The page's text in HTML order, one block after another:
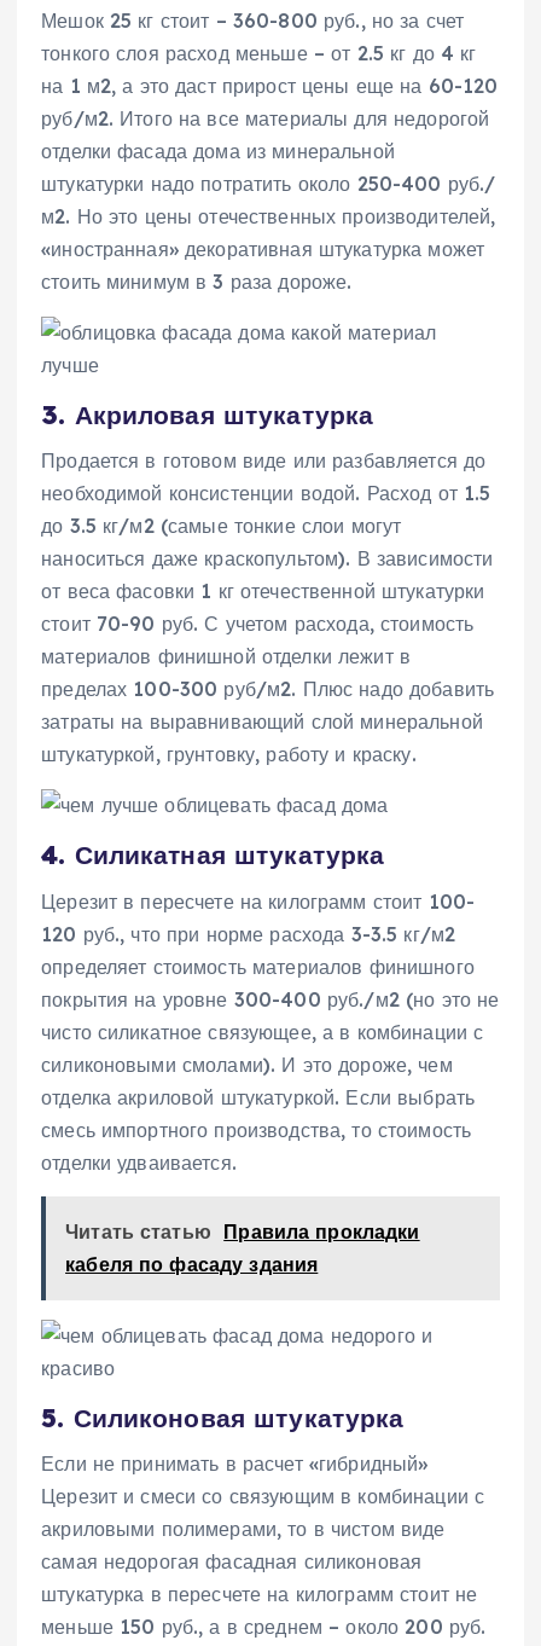
Мешок 25 кг стоит – 360-800 руб., но за счет
тонкого слоя расход меньше – от 2.5 кг до 4 кг
на 1 м2, а это даст прирост цены еще на 60-120
руб/м2. Итого на все материалы для недорогой
отделки фасада дома из минеральной
штукатурки надо потратить около 250-400 руб./
м2. Но это цены отечественных производителей,
«иностранная» декоративная штукатурка может
стоить минимум в 3 раза дороже.
3. Акриловая штукатурка
Продается в готовом виде или разбавляется до
необходимой консистенции водой. Расход от 1.5
до 3.5 кг/м2 (самые тонкие слои могут
наноситься даже краскопультом). В зависимости
от веса фасовки 1 кг отечественной штукатурки
стоит 70-90 руб. С учетом расхода, стоимость
материалов финишной отделки лежит в
пределах 100-300 руб/м2. Плюс надо добавить
затраты на выравнивающий слой минеральной
штукатуркой, грунтовку, работу и краску.
4. Силикатная штукатурка
Церезит в пересчете на килограмм стоит 100-
120 руб., что при норме расхода 3-3.5 кг/м2
определяет стоимость материалов финишного
покрытия на уровне 300-400 руб./м2 (но это не
чисто силикатное связующее, а в комбинации с
силиконовыми смолами). И это дороже, чем
отделка акриловой штукатуркой. Если выбрать
смесь импортного производства, то стоимость
отделки удваивается.
Читать статью Правила прокладки
кабеля по фасаду здания
5. Силиконовая штукатурка
Если не принимать в расчет «гибридный»
Церезит и смеси со связующим в комбинации с
акриловыми полимерами, то в чистом виде
самая недорогая фасадная силиконовая
штукатурка в пересчете на килограмм стоит не
меньше 150 руб., а в среднем – около 200 руб.